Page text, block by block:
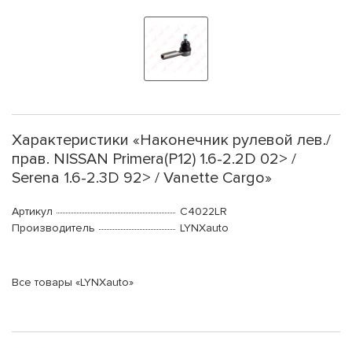
Характеристики «Наконечник рулевой лев./
прав. NISSAN Primera(P12) 1.6-2.2D 02> /
Serena 1.6-2.3D 92> / Vanette Cargo»
Артикул
C4022LR
Производитель
LYNXauto
Все товары «LYNXauto»